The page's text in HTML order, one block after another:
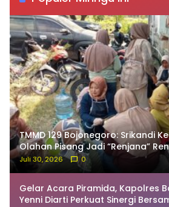
TMMD 129 Bojonegoro: Srikandi
Olahan Pisang Jadi “Renjana”
Juli 30, 2026 0
Gelar Acara Piramida, Kapolres
Yenni Diarti Perkuat Sinergi